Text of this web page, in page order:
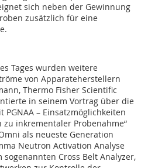
sich neben der Gewinnung
zusätzlich für eine
Tages wurden weitere
von Apparateherstellern
Thermo Fisher Scientific
in seinem Vortrag über die
– Einsatzmöglichkeiten
inkrementaler Probenahme“
als neueste Generation
Neutron Activation Analyse
sogenannten Cross Belt Analyzer,